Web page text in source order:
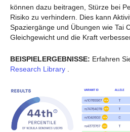
können dazu beitragen, Stürze bei
Risiko zu verhindern. Dies kann
Spaziergänge und Übungen wie Tai
Gleichgewicht und die Kraft
BEISPIELERGEBNISSE: Erfahren
Research Library